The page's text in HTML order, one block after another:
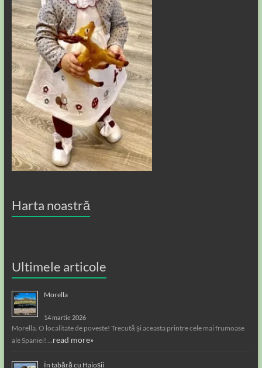
Harta noastră
Ultimele articole
Morella
14 martie 2026
Morella. O localitate de poveste! Trecută și aceasta printre cele mai frumoase
ale Spaniei! … read more»
În tabără cu Haioșii